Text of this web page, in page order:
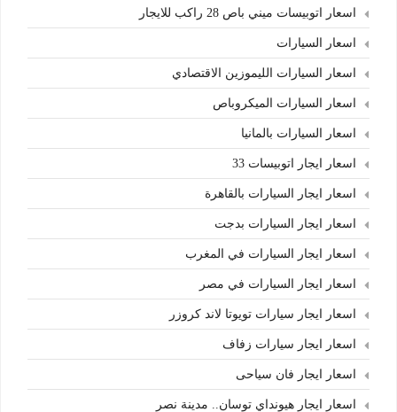
اسعار اتوبيسات ميني باص 28 راكب للايجار
اسعار السيارات
اسعار السيارات الليموزين الاقتصادي
اسعار السيارات الميكروباص
اسعار السيارات بالمانيا
اسعار ايجار اتوبيسات 33
اسعار ايجار السيارات بالقاهرة
اسعار ايجار السيارات بدجت
اسعار ايجار السيارات في المغرب
اسعار ايجار السيارات في مصر
اسعار ايجار سيارات تويوتا لاند كروزر
اسعار ايجار سيارات زفاف
اسعار ايجار فان سياحى
اسعار ايجار هيونداي توسان.. مدينة نصر